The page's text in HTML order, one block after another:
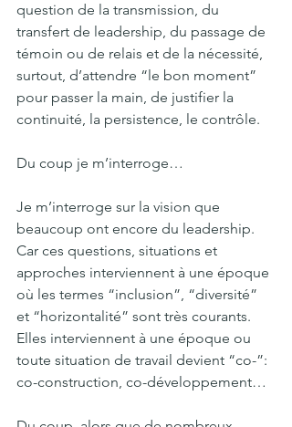
question de la transmission, du
transfert de leadership, du passage de
témoin ou de relais et de la nécessité,
surtout, d’attendre “le bon moment”
pour passer la main, de justifier la
continuité, la persistence, le contrôle.
Du coup je m’interroge…
Je m’interroge sur la vision que
beaucoup ont encore du leadership.
Car ces questions, situations et
approches interviennent à une époque
où les termes “inclusion”, “diversité”
et “horizontalité” sont très courants.
Elles interviennent à une époque ou
toute situation de travail devient “co-”:
co-construction, co-développement…